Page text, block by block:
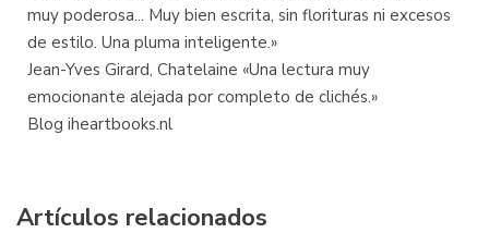
muy poderosa... Muy bien escrita, sin florituras ni excesos
de estilo. Una pluma inteligente.»
Jean-Yves Girard, Chatelaine «Una lectura muy
emocionante alejada por completo de clichés.»
Blog iheartbooks.nl
Artículos relacionados